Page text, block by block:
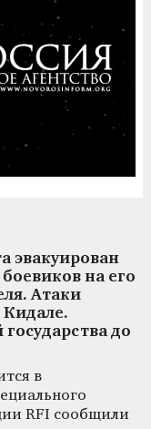
эвакуирован
на его
Атаки
до
в
RFI сообщили